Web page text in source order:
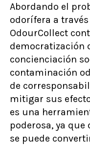
Abordando el
odorífera a
OdourCollect
democratización
concienciación
contaminación
de
mitigar sus
es una
poderosa, ya
se puede